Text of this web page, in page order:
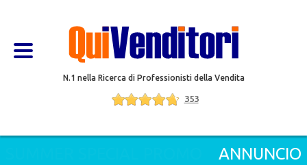
N.1 nella Ricerca di Professionisti della Vendita
353
ANNUNCIO